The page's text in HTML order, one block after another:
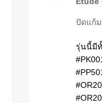
ปัดแก้
รุ่นนี้มี